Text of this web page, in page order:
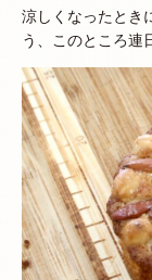
涼しくなったとき
う、このところ連